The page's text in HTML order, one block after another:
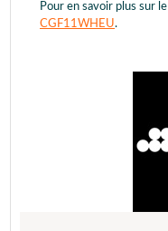
Pour en savoir plus sur le
CGF11WHEU.